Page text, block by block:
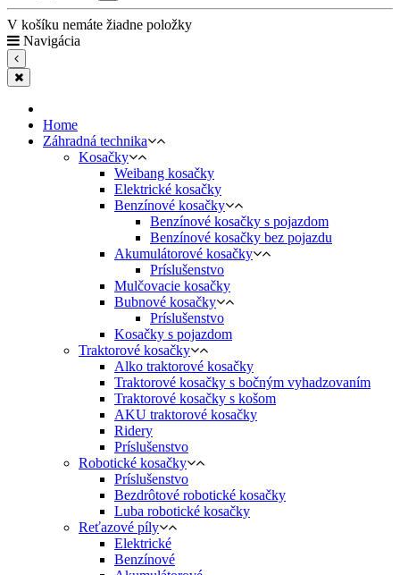
V košíku nemáte žiadne položky
Navigácia
Home
Záhradná technika
Kosačky
Weibang kosačky
Elektrické kosačky
Benzínové kosačky
Benzínové kosačky s pojazdom
Benzínové kosačky bez pojazdu
Akumulátorové kosačky
Príslušenstvo
Mulčovacie kosačky
Bubnové kosačky
Príslušenstvo
Kosačky s pojazdom
Traktorové kosačky
Alko traktorové kosačky
Traktorové kosačky s bočným vyhadzovaním
Traktorové kosačky s košom
AKU traktorové kosačky
Ridery
Príslušenstvo
Robotické kosačky
Príslušenstvo
Bezdrôtové robotické kosačky
Luba robotické kosačky
Reťazové píly
Elektrické
Benzínové